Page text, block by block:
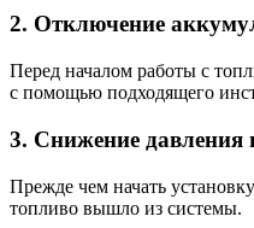
2. Отключение
Перед началом работы с
с помощью подходящего
3. Снижение давления
Прежде чем начать
топливо вышло из системы.